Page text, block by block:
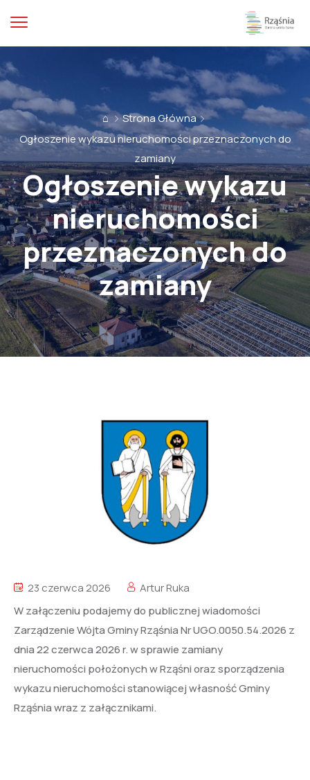
⌂
Strona Główna
Ogłoszenie wykazu nieruchomości przeznaczonych do
zamiany
Ogłoszenie wykazu
nieruchomości
przeznaczonych do
zamiany
23 czerwca 2026
Artur Ruka
W załączeniu podajemy do publicznej wiadomości
Zarządzenie Wójta Gminy Rząśnia Nr UGO.0050.54.2026 z
dnia 22 czerwca 2026 r. w sprawie zamiany
nieruchomości położonych w Rząśni oraz sporządzenia
wykazu nieruchomości stanowiącej własność Gminy
Rząśnia wraz z załącznikami.